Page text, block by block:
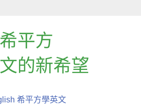
希平方
的新希望
希平方學英文